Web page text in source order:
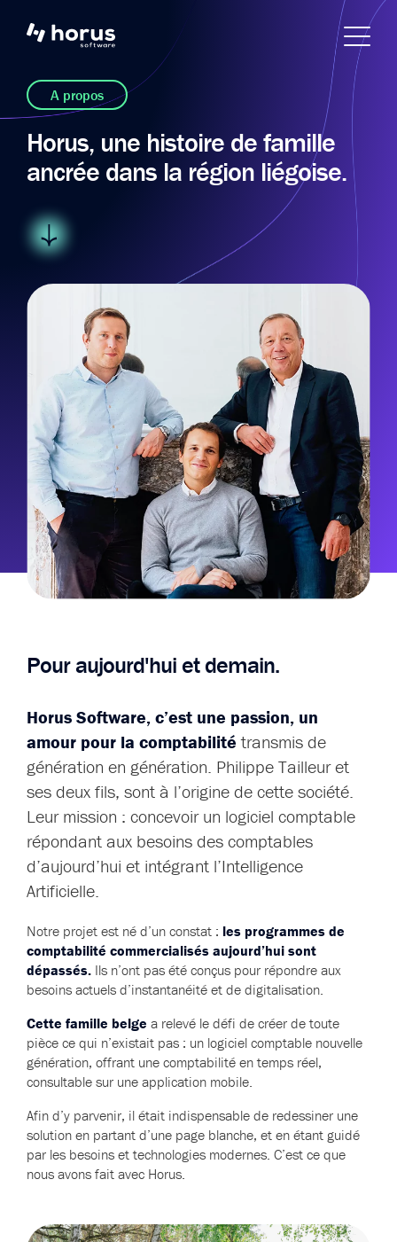
A propos
Horus, une histoire de famille
ancrée dans la région liégoise.
Pour aujourd'hui et demain.
Horus Software, c’est une passion, un
amour pour la comptabilité transmis de
génération en génération. Philippe Tailleur et
ses deux fils, sont à l’origine de cette société.
Leur mission : concevoir un logiciel comptable
répondant aux besoins des comptables
d’aujourd’hui et intégrant l’Intelligence
Artificielle.
Notre projet est né d’un constat : les programmes de
comptabilité commercialisés aujourd’hui sont
dépassés. Ils n’ont pas été conçus pour répondre aux
besoins actuels d’instantanéité et de digitalisation.
Cette famille belge a relevé le défi de créer de toute
pièce ce qui n’existait pas : un logiciel comptable nouvelle
génération, offrant une comptabilité en temps réel,
consultable sur une application mobile.
Afin d’y parvenir, il était indispensable de redessiner une
solution en partant d’une page blanche, et en étant guidé
par les besoins et technologies modernes. C’est ce que
nous avons fait avec Horus.